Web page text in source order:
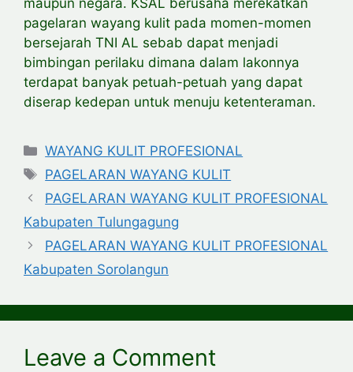
pagelaran wayang kulit pada momen-momen
bersejarah TNI AL sebab dapat menjadi
bimbingan perilaku dimana dalam lakonnya
terdapat banyak petuah-petuah yang dapat
diserap kedepan untuk menuju ketenteraman.
Categories
WAYANG KULIT PROFESIONAL
Tags
PAGELARAN WAYANG KULIT
PAGELARAN WAYANG KULIT PROFESIONAL
Kabupaten Tulungagung
PAGELARAN WAYANG KULIT PROFESIONAL
Kabupaten Sorolangun
Leave a Comment